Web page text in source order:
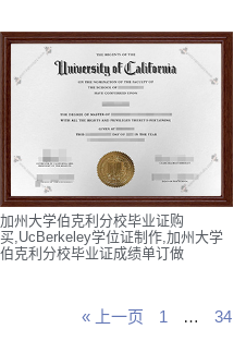
加州大学伯克利分校毕业证购
买,UcBerkeley学位证制作,加州大学
伯克利分校毕业证成绩单订做
« 上一页 1 … 34